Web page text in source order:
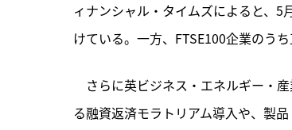
ィナンシャル・タイムズによると、5
けている。一方、FTSE100企業のう
さらに英ビジネス・エネルギー・
る融資返済モラトリアム導入や、製